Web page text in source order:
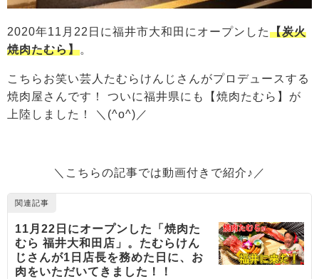
2020年11月22日に福井市大和田にオープンした【炭火
焼肉たむら】。
こちらお笑い芸人たむらけんじさんがプロデュースする
焼肉屋さんです！ ついに福井県にも【焼肉たむら】が
上陸しました！ ＼(^o^)／
＼こちらの記事では動画付きで紹介♪／